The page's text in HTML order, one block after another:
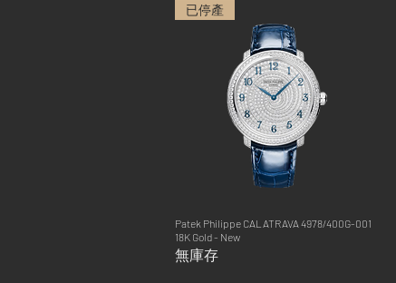
快速瀏覽
已停產
Patek Philippe CALATRAVA 4978/400G-001
18K Gold - New
無庫存